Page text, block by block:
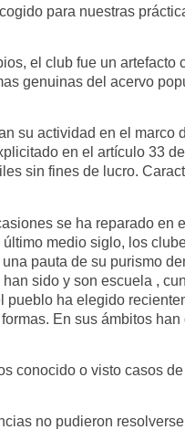
para nuestras
el club fue un
genuinas del acervo
su actividad en el
en el artículo 33
sin fines de lucro.
se ha reparado en
medio siglo, los
pauta de su purismo
sido y son escuela ,
pueblo ha elegido
En sus ámbitos
conocido o visto casos
no pudieron